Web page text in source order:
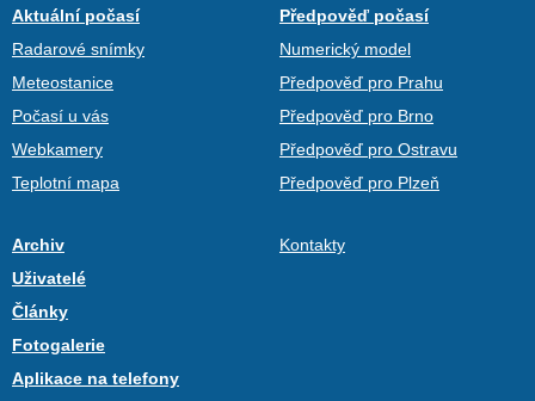
Aktuální počasí
Radarové snímky
Meteostanice
Počasí u vás
Webkamery
Teplotní mapa
Předpověď počasí
Numerický model
Předpověď pro Prahu
Předpověď pro Brno
Předpověď pro Ostravu
Předpověď pro Plzeň
Archiv
Uživatelé
Články
Fotogalerie
Aplikace na telefony
Kontakty